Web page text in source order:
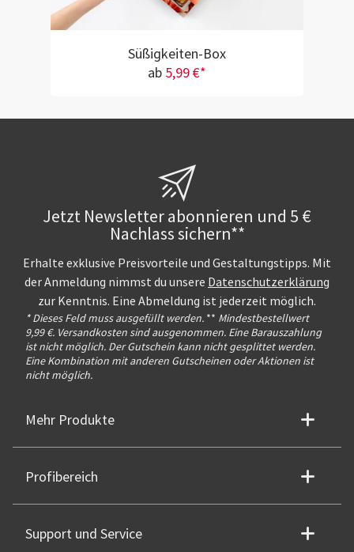
Süßigkeiten-Box
ab 5,99 €*
Jetzt Newsletter abonnieren und 5 €
Nachlass sichern**
Erhalte exklusive Preisvorteile und Gestaltungstipps. Mit
der Anmeldung nimmst du unsere Datenschutzerklärung
zur Kenntnis. Eine Abmeldung ist jederzeit möglich.
* Dieses Feld muss ausgefüllt werden. ** Mindestbestellwert
9,99 €. Versandkosten sind ausgenommen. Eine Barauszahlung
ist nicht möglich. Der Gutschein kann nicht gesplittet werden.
Eine Kombination mit anderen Gutscheinen oder Aktionen ist
nicht möglich.
Mehr Produkte
Profibereich
Support und Service